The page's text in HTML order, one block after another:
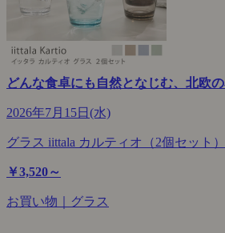
どんな食卓にも自然となじむ、北欧
2026年7月15日(水)
グラス iittala カルティオ（2個セット）
￥3,520～
お買い物｜グラス